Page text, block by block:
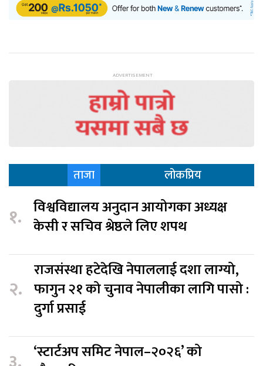
ताजा लोकप्रिय
१. विश्वविद्यालय अनुदान आयोगका अध्यक्ष
केसी र सचिव श्रेष्ठले लिए शपथ
२.
राजसंस्था हटेदेखि नेपाललाई दशा लाग्यो,
फागुन २१ को चुनाव नेपालीका लागि पासो :
दुर्गा प्रसाई
‘स्टार्टअप समिट नेपाल–२०२६’ को